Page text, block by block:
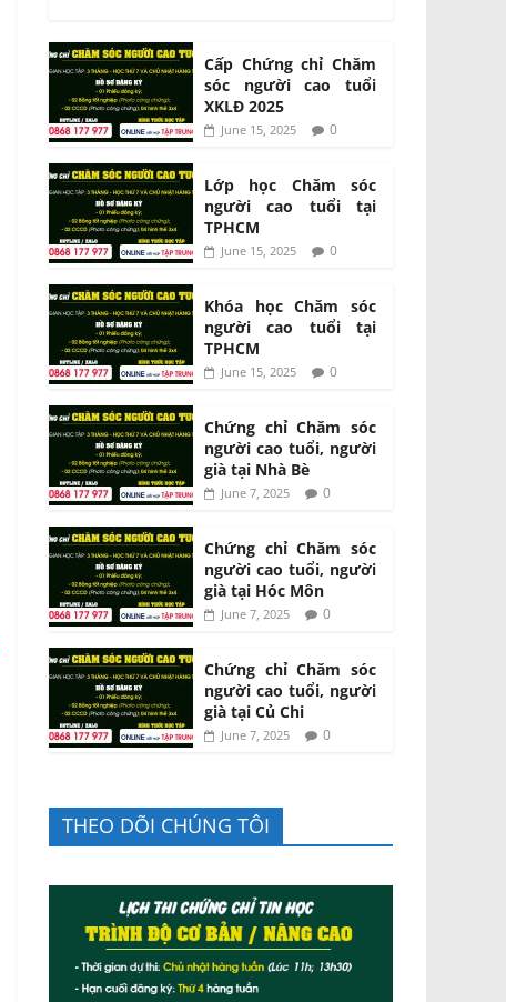
Cấp Chứng chỉ Chăm
sóc người cao tuổi
XKLĐ 2025
June 15, 2025 0
Lớp học Chăm sóc
người cao tuổi tại
TPHCM
June 15, 2025 0
Khóa học Chăm sóc
người cao tuổi tại
TPHCM
June 15, 2025 0
Chứng chỉ Chăm sóc
người cao tuổi, người
già tại Nhà Bè
June 7, 2025 0
Chứng chỉ Chăm sóc
người cao tuổi, người
già tại Hóc Môn
June 7, 2025 0
Chứng chỉ Chăm sóc
người cao tuổi, người
già tại Củ Chi
June 7, 2025 0
THEO DÕI CHÚNG TÔI